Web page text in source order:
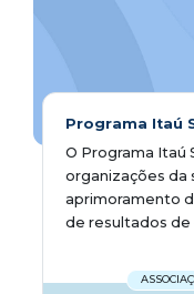
Programa Itaú
O Programa Itaú
organizações da
aprimoramento
de resultados de